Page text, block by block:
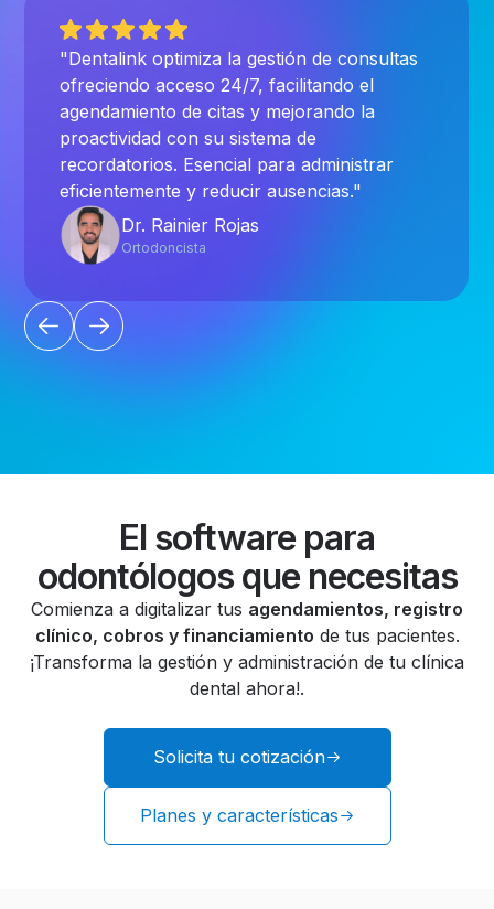
"Dentalink optimiza la gestión de consultas
ofreciendo acceso 24/7, facilitando el
agendamiento de citas y mejorando la
proactividad con su sistema de
recordatorios. Esencial para administrar
eficientemente y reducir ausencias."
Dr. Rainier Rojas
Ortodoncista
El software para
odontólogos que necesitas
Comienza a digitalizar tus agendamientos, registro
clínico, cobros y financiamiento de tus pacientes.
¡Transforma la gestión y administración de tu clínica
dental ahora!.
Solicita tu cotización
Planes y características